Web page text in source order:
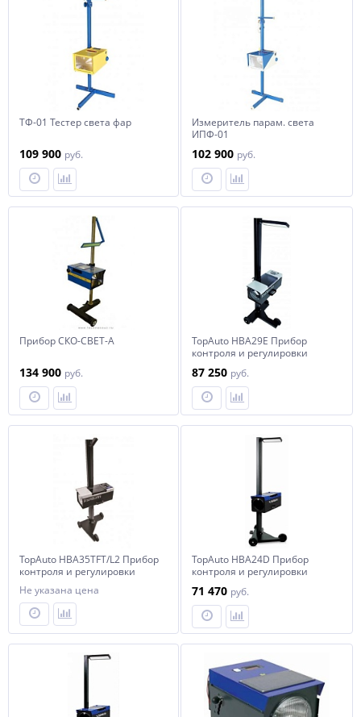
ТФ-01 Тестер света фар
109 900 руб.
Измеритель парам. света
ИПФ-01
102 900 руб.
Прибор СКО-СВЕТ-А
134 900 руб.
TopAuto HBA29E Прибор
контроля и регулировки
87 250 руб.
TopAuto HBA35TFT/L2 Прибор
контроля и регулировки
света фар
Не указана цена
TopAuto HBA24D Прибор
контроля и регулировки
вращающейся стойкой
71 470 руб.